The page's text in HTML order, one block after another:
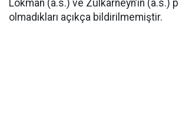
Lokman (a.s.) ve Zülkarneyn’in (a.s.)
olmadıkları açıkça bildirilmemiştir.